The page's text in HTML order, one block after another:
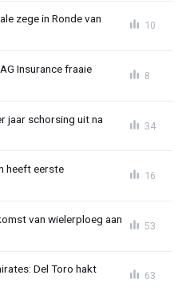
zege in Ronde van
10
Insurance fraaie
8
jaar schorsing uit na
34
heeft eerste
16
van wielerploeg aan
53
Del Toro hakt
63